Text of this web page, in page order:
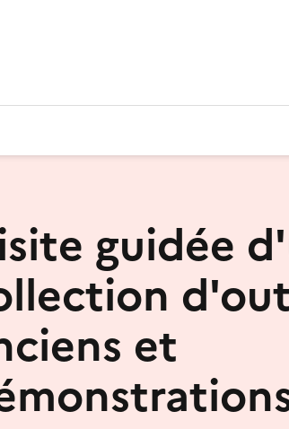
guidée
et